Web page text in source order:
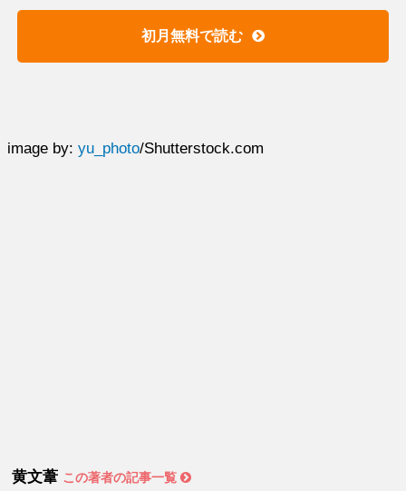
初月無料で読む
image by:yu_photo/Shutterstock.com
黄文葦 この著者の記事一覧